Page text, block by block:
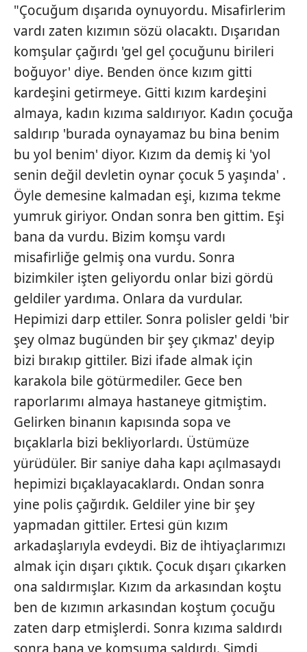
"Çocuğum dışarıda oynuyordu. Misafirlerim
vardı zaten kızımın sözü olacaktı. Dışarıdan
komşular çağırdı 'gel gel çocuğunu birileri
boğuyor' diye. Benden önce kızım gitti
kardeşini getirmeye. Gitti kızım kardeşini
almaya, kadın kızıma saldırıyor. Kadın çocuğa
saldırıp 'burada oynayamaz bu bina benim
bu yol benim' diyor. Kızım da demiş ki 'yol
senin değil devletin oynar çocuk 5 yaşında' .
Öyle demesine kalmadan eşi, kızıma tekme
yumruk giriyor. Ondan sonra ben gittim. Eşi
bana da vurdu. Bizim komşu vardı
misafirliğe gelmiş ona vurdu. Sonra
bizimkiler işten geliyordu onlar bizi gördü
geldiler yardıma. Onlara da vurdular.
Hepimizi darp ettiler. Sonra polisler geldi 'bir
şey olmaz bugünden bir şey çıkmaz' deyip
bizi bırakıp gittiler. Bizi ifade almak için
karakola bile götürmediler. Gece ben
raporlarımı almaya hastaneye gitmiştim.
Gelirken binanın kapısında sopa ve
bıçaklarla bizi bekliyorlardı. Üstümüze
yürüdüler. Bir saniye daha kapı açılmasaydı
hepimizi bıçaklayacaklardı. Ondan sonra
yine polis çağırdık. Geldiler yine bir şey
yapmadan gittiler. Ertesi gün kızım
arkadaşlarıyla evdeydi. Biz de ihtiyaçlarımızı
almak için dışarı çıktık. Çocuk dışarı çıkarken
ona saldırmışlar. Kızım da arkasından koştu
ben de kızımın arkasından koştum çocuğu
zaten darp etmişlerdi. Sonra kızıma saldırdı
sonra bana ve komşuma saldırdı. Şimdi